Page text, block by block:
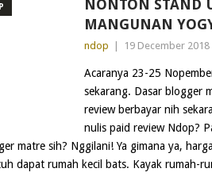
NONTON STAND
MANGUNAN
ndop 19 December 2018
Acaranya 23-25
sekarang. Dasar blogger
review berbayar nih
nulis paid review Ndop?
matre sih? Nggilani! Ya gimana ya,
dapat rumah kecil bats. Kayak rumah-